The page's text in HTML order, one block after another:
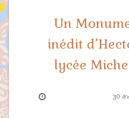
Un
inédit
lycée
30